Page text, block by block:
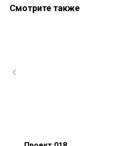
Смотрите также